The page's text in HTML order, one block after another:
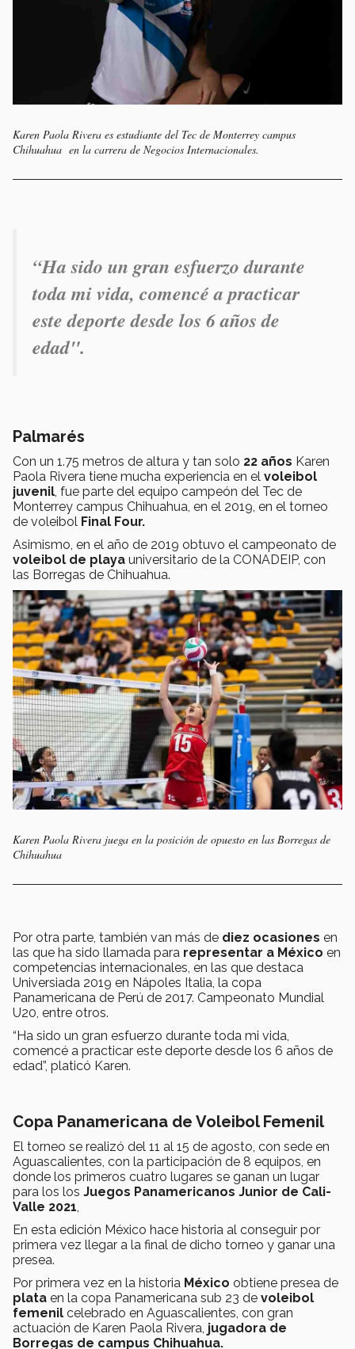
Karen Paola Rivera es estudiante del Tec de Monterrey campus
Chihuahua en la carrera de Negocios Internacionales.
“Ha sido un gran esfuerzo durante
toda mi vida, comencé a practicar
este deporte desde los 6 años de
edad".
Palmarés
Con un 1.75 metros de altura y tan solo 22 años Karen
Paola Rivera tiene mucha experiencia en el voleibol
juvenil, fue parte del equipo campeón del Tec de
Monterrey campus Chihuahua, en el 2019, en el torneo
de voleibol Final Four.
Asimismo, en el año de 2019 obtuvo el campeonato de
voleibol de playa universitario de la CONADEIP, con
las Borregas de Chihuahua.
Karen Paola Rivera juega en la posición de opuesto en las Borregas de
Chihuahua
Por otra parte, también van más de diez ocasiones en
las que ha sido llamada para representar a México en
competencias internacionales, en las que destaca
Universiada 2019 en Nápoles Italia, la copa
Panamericana de Perú de 2017. Campeonato Mundial
U20, entre otros.
“Ha sido un gran esfuerzo durante toda mi vida,
comencé a practicar este deporte desde los 6 años de
edad”, platicó Karen.
Copa Panamericana de Voleibol Femenil
El torneo se realizó del 11 al 15 de agosto, con sede en
Aguascalientes, con la participación de 8 equipos, en
donde los primeros cuatro lugares se ganan un lugar
para los los Juegos Panamericanos Junior de Cali-
Valle 2021,
En esta edición México hace historia al conseguir por
primera vez llegar a la final de dicho torneo y ganar una
presea.
Por primera vez en la historia México obtiene presea de
plata en la copa Panamericana sub 23 de voleibol
femenil celebrado en Aguascalientes, con gran
actuación de Karen Paola Rivera, jugadora de
Borregas de campus Chihuahua.